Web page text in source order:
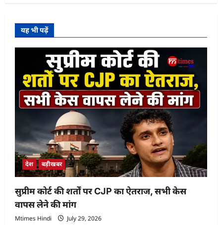
यह भी पढ़ें
देश बड़ीखबर
सुप्रीम कोर्ट की शर्तों पर CJP का ऐतराज, सभी केस
वापस लेने की मांग
Mtimes Hindi July 29, 2026